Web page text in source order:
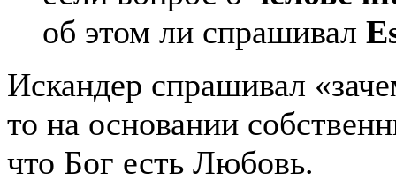
об этом ли спрашивал
Искандер спрашивал
то на основании
что Бог есть Любовь.